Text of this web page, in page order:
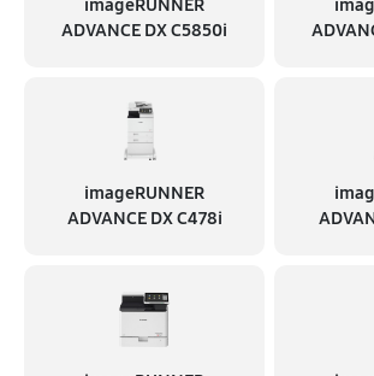
imageRUNNER
ADVANCE DX C5850i
imageRUNNER
ADVANCE DX C478i